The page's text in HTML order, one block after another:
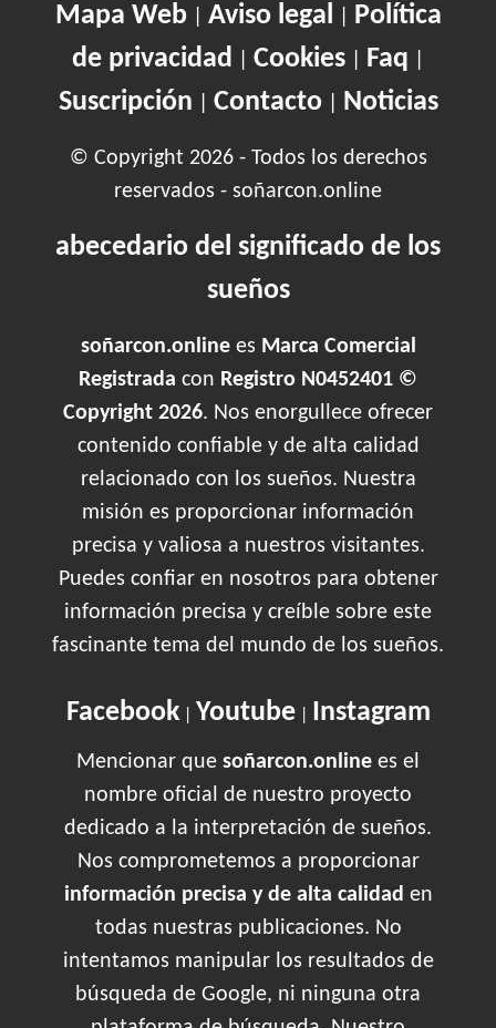
Mapa Web| Aviso legal
Política
de privacidad
Cookies Faq
Suscripción Contacto| Noticias
© Copyright 2026 - Todos los derechos
reservados - soñarcon.online
abecedario del significado de los
sueños
soñarcon.onlinees Marca Comercial
Registrada con Registro N0452401 ©
Copyright 2026. Nos enorgullece ofrecer
contenido confiable y de alta calidad
relacionado con los sueños. Nuestra
misión es proporcionar información
precisa y valiosa a nuestros visitantes.
Puedes confiar en nosotros para obtener
información precisa y creíble sobre este
fascinante tema del mundo de los sueños.
Facebook| Youtube| Instagram
Mencionar que soñarcon.online es el
nombre oficial de nuestro proyecto
dedicado a la interpretación de sueños.
Nos comprometemos a proporcionar
información precisa y de alta calidad en
todas nuestras publicaciones. No
intentamos manipular los resultados de
búsqueda de Google, ni ninguna otra